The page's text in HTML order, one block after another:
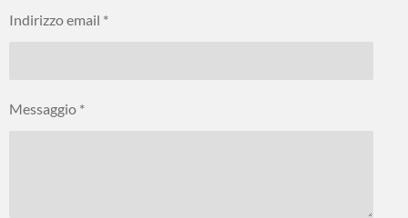
Indirizzo email *
Messaggio *